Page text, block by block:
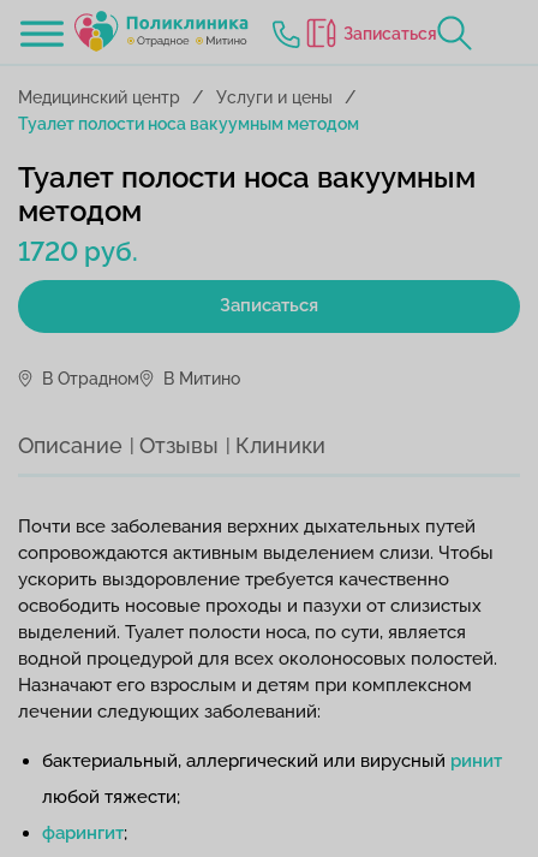
Записаться
Медицинский центр
Услуги и цены
Туалет полости носа вакуумным методом
1720 руб.
Записаться
Туалет полости носа вакуумным
методом
В Отрадном В Митино
Описание Отзывы Клиники
Почти все заболевания верхних дыхательных путей
сопровождаются активным выделением слизи. Чтобы
ускорить выздоровление требуется качественно
освободить носовые проходы и пазухи от слизистых
выделений. Туалет полости носа, по сути, является
водной процедурой для всех околоносовых полостей.
Назначают его взрослым и детям при комплексном
лечении следующих заболеваний:
бактериальный, аллергический или вирусный ринит
любой тяжести;
фарингит;